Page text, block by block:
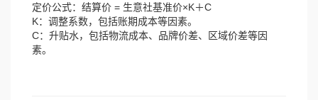
定价公式：结算价 = 生意社基准价×K＋C
K：调整系数，包括账期成本等因素。
C：升贴水，包括物流成本、品牌价差、区域价差等因
素。